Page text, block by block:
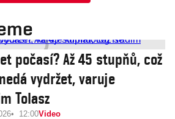
počasí? Až 45 stupňů, což
vydržet, varuje
Tolasz
12:00Video